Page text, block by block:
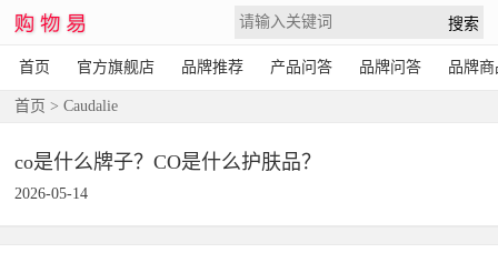
首页 官方旗舰店 品牌推荐 产品问答 品牌问答 品牌商
首页 > Caudalie
co是什么牌子？CO是什么护肤品？
2026-05-14